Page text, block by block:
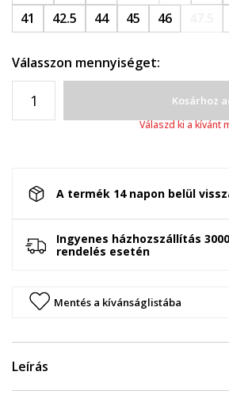
41
42.5 44 45 46
Válasszon mennyiséget:
Kosárhoz
Válaszd ki a kívánt
A termék 14 napon belül
Ingyenes házhozszállítás
rendelés esetén
Mentés a kívánságlistába
Leírás